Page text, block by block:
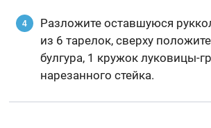
Разложите оставшуюся
из 6 тарелок, сверху
булгура, 1 кружок луковицы-
нарезанного стейка.